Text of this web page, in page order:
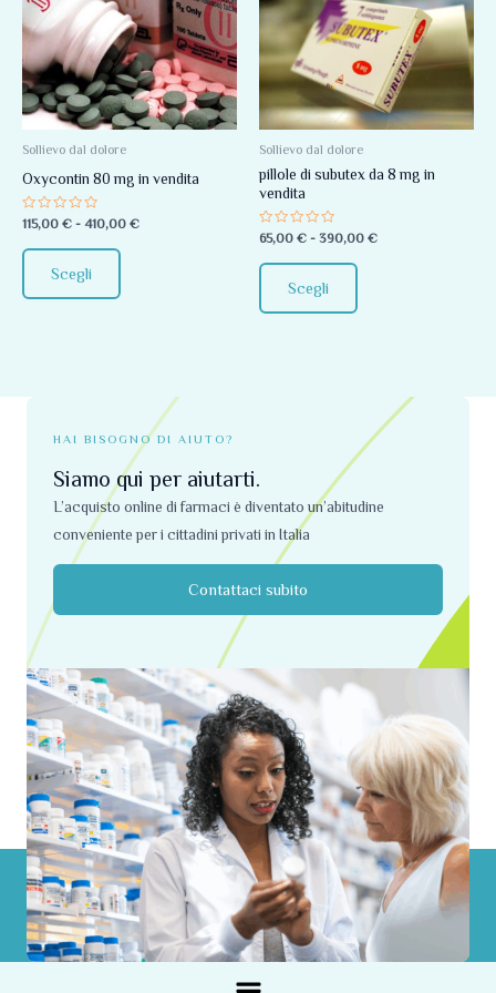
Sollievo dal dolore
Oxycontin 80 mg in vendita
Valutato
5
115,00 € - 410,00 €
prezzo:
da
115,00 €
a
410,00 €
Scegli
prodotto
ha
più
varianti.
Le
opzioni
possono
scelte
nella
Sollievo dal dolore
pillole di subutex da 8 mg in
vendita
Valutato
5
65,00 € - 390,00 €
prezzo:
da
65,00 €
390,00 €
Scegli
prodotto
ha
più
varianti.
Le
opzioni
possono
scelte
del
HAI BISOGNO DI AIUTO?
Siamo qui per aiutarti.
L’acquisto online di farmaci è diventato un’abitudine
conveniente per i cittadini privati ​​in Italia
Contattaci subito
Menu